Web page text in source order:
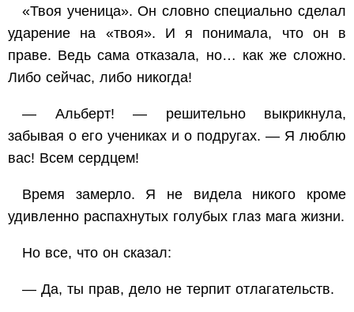
«Твоя ученица». Он словно специально сделал
ударение на «твоя». И я понимала, что он в
праве. Ведь сама отказала, но… как же сложно.
Либо сейчас, либо никогда!
— Альберт! — решительно выкрикнула,
забывая о его учениках и о подругах. — Я люблю
вас! Всем сердцем!
Время замерло. Я не видела никого кроме
удивленно распахнутых голубых глаз мага жизни.
Но все, что он сказал:
— Да, ты прав, дело не терпит отлагательств.